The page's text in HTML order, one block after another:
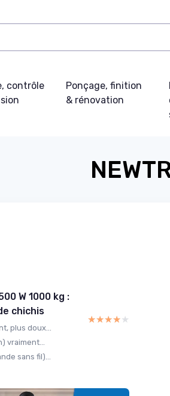
contrôle
Ponçage, finition
& rénovation
W 1000 kg :
chichis
plus doux...
vraiment...
sans fil)...
★★★★★
★★★★★